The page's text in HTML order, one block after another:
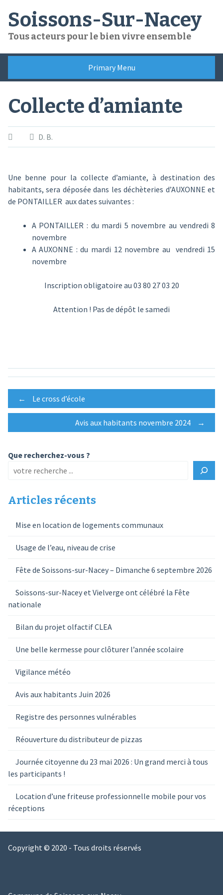
content
Soissons-Sur-Nacey
Tous acteurs pour le bien vivre ensemble
Primary Menu
Collecte d’amiante
D. B.
Une benne pour la collecte d’amiante, à destination des
habitants, sera déposée dans les déchèteries d’AUXONNE et
de PONTAILLER aux dates suivantes :
A PONTAILLER : du mardi 5 novembre au vendredi 8
novembre
A AUXONNE : du mardi 12 novembre au vendredi 15
novembre
Inscription obligatoire au 03 80 27 03 20
Attention ! Pas de dépôt le samedi
Post
navigation
← Le cross d’école
Avis aux habitants novembre 2024 →
Que recherchez-vous ?
Articles récents
Mise en location de logements communaux
Usage de l’eau, niveau de crise
Fête de Soissons-sur-Nacey – Dimanche 6 septembre 2026
Soissons-sur-Nacey et Vielverge ont célébré la Fête
nationale
Bilan du projet olfactif CLEA
Une belle kermesse pour clôturer l’année scolaire
Vigilance météo
Avis aux habitants Juin 2026
Registre des personnes vulnérables
Réouverture du distributeur de pizzas
Journée citoyenne du 23 mai 2026 : Un grand merci à tous
les participants !
Location d’une friteuse professionnelle mobile pour vos
réceptions
Copyright © 2020 - Tous droits réservés